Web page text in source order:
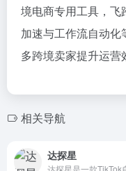
境电商专用工具，飞
加速与工作流自动
多跨境卖家提升运营
相关导航
达探星